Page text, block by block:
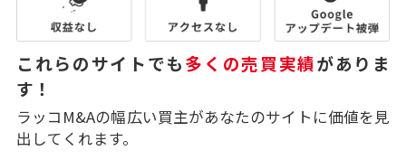
これらのサイトでも多くの売買実績がありま
す！
ラッコM&Aの幅広い買主があなたのサイトに価値を見
出してくれます。